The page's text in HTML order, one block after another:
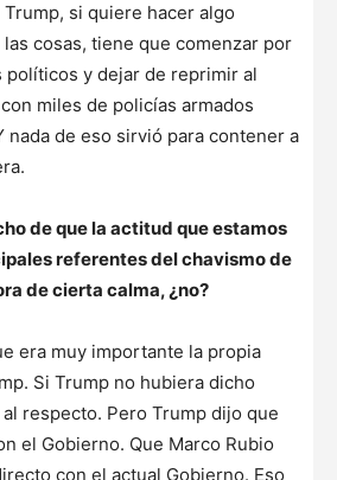
si quiere hacer algo
cosas, tiene que comenzar por
políticos y dejar de reprimir al
miles de policías armados
nada de eso sirvió para contener a
de que la actitud que estamos
referentes del chavismo de
de cierta calma, ¿no?
era muy importante la propia
Si Trump no hubiera dicho
respecto. Pero Trump dijo que
el Gobierno. Que Marco Rubio
con el actual Gobierno. Eso